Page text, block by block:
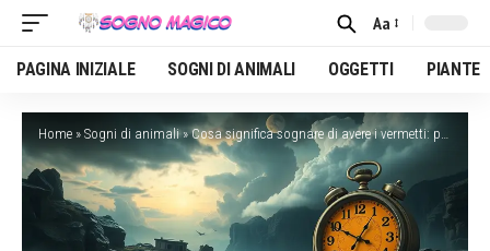
Font
Resizer
Aa
PAGINA INIZIALE SOGNI DI ANIMALI OGGETTI PIANTE
Home » Sogni di animali»Cosa significa sognare di avere i vermetti: parassiti e psicologia